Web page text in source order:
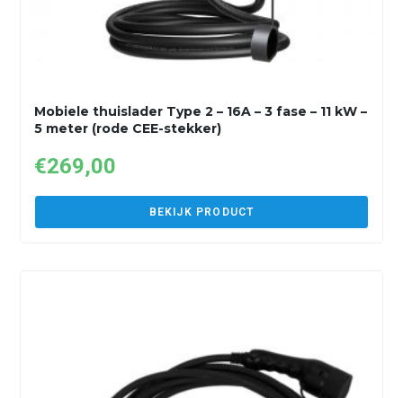
Mobiele thuislader Type 2 – 16A – 3 fase – 11 kW –
5 meter (rode CEE-stekker)
€269,00
BEKIJK PRODUCT